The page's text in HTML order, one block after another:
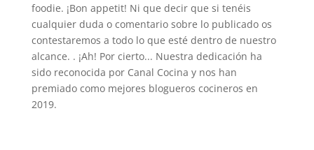
foodie. ¡Bon appetit! Ni que decir que si tenéis
cualquier duda o comentario sobre lo publicado os
contestaremos a todo lo que esté dentro de nuestro
alcance. . ¡Ah! Por cierto... Nuestra dedicación ha
sido reconocida por Canal Cocina y nos han
premiado como mejores blogueros cocineros en
2019.